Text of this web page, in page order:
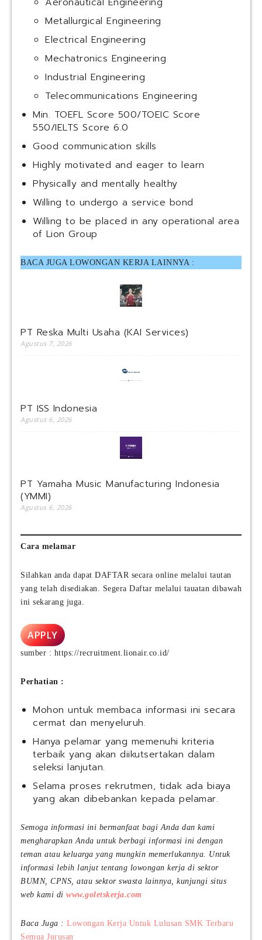
Metallurgical Engineering
Electrical Engineering
Mechatronics Engineering
Industrial Engineering
Telecommunications Engineering
Min. TOEFL Score 500/TOEIC Score
550/IELTS Score 6.0
Good communication skills
Highly motivated and eager to learn
Physically and mentally healthy
Willing to undergo a service bond
Willing to be placed in any operational area
of Lion Group
BACA JUGA LOWONGAN KERJA LAINNYA :
PT Reska Multi Usaha (KAI Services)
Agustus 7, 2026
PT ISS Indonesia
Agustus 6, 2026
PT Yamaha Music Manufacturing Indonesia
(YMMI)
Agustus 6, 2026
Cara melamar
Silahkan anda dapat DAFTAR secara online melalui tautan
yang telah disediakan. Segera Daftar melalui tauatan dibawah
ini sekarang juga.
APPLY
sumber : https://recruitment.lionair.co.id/
Perhatian :
Mohon untuk membaca informasi ini secara
cermat dan menyeluruh.
Hanya pelamar yang memenuhi kriteria
terbaik yang akan diikutsertakan dalam
seleksi lanjutan.
Selama proses rekrutmen, tidak ada biaya
yang akan dibebankan kepada pelamar.
Semoga informasi ini bermanfaat bagi Anda dan kami
mengharapkan Anda untuk berbagi informasi ini dengan
teman atau keluarga yang mungkin memerlukannya. Untuk
informasi lebih lanjut tentang lowongan kerja di sektor
BUMN, CPNS, atau sektor swasta lainnya, kunjungi situs
web kami di www.goletskerja.com
Baca Juga : Lowongan Kerja Untuk Lulusan SMK Terbaru
Semua Jurusan